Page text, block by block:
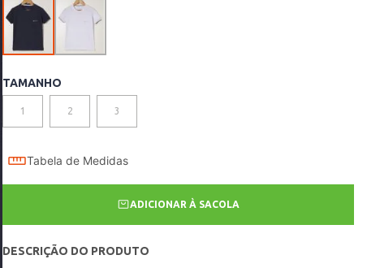
TAMANHO
1 2 3
Tabela de Medidas
ADICIONAR À SACOLA
DESCRIÇÃO DO PRODUTO